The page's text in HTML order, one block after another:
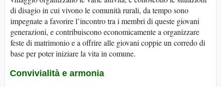
di disagio in cui vivono le comunità rurali, da tempo sono
impegnate a favorire l’incontro tra i membri di queste giovani
generazioni, e contribuiscono economicamente a organizzare
feste di matrimonio e a offrire alle giovani coppie un corredo di
base per poter iniziare la vita in comune.
Convivialità e armonia